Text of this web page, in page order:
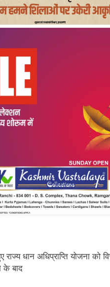
धान अधिप्राप्ति योजना को
के बाद